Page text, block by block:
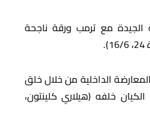
الجيدة مع ترمب ورقة ناجحة
الداخلية من خلال خلق
خلفه (هيلاري كلينتون،